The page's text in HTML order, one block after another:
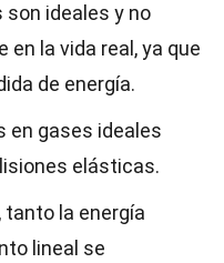
ideales y no
la vida real, ya que
de energía.
en gases ideales
elásticas.
tanto la energía
lineal se